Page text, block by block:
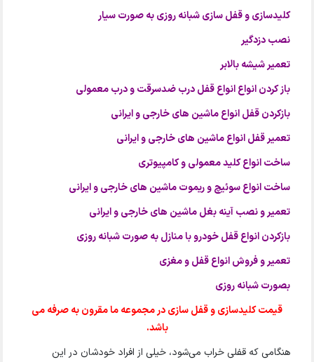
کلیدسازی و قفل سازی شبانه روزی به صورت سیار
نصب دزدگیر
تعمیر شیشه بالابر
باز کردن انواع انواع قفل درب ضدسرقت و درب معمولی
بازکردن قفل انواع ماشین های خارجی و ایرانی
تعمیر قفل انواع ماشین های خارجی و ایرانی
ساخت انواع کلید معمولی و کامپیوتری
ساخت انواع سوئیچ و ریموت ماشین های خارجی و ایرانی
تعمیر و نصب آینه بغل ماشین های خارجی و ایرانی
بازکردن انواع قفل خودرو با منازل به صورت شبانه روزی
تعمیر و فروش انواع قفل و مغزی
بصورت شبانه روزی
قیمت کلیدسازی و قفل سازی در مجموعه ما مقرون به صرفه می
باشد.
هنگامی که قفلی خراب می‌شود، خیلی از افراد خودشان در این